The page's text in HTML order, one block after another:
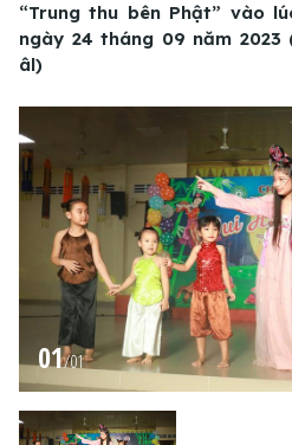
“Trung thu bên Phật” vào
ngày 24 tháng 09 năm 2023
âl)
01/01